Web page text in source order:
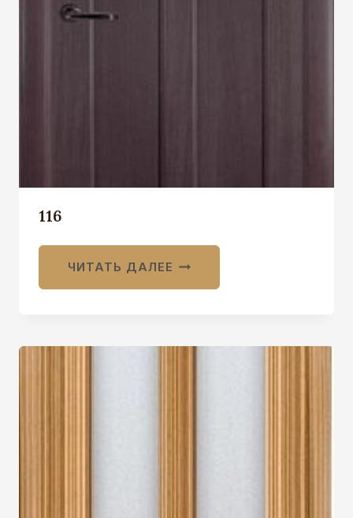
116
ЧИТАТЬ ДАЛЕЕ